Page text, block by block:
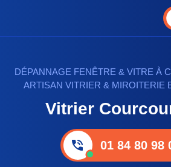
DÉPANNAGE FENÊTRE & VITRE À
ARTISAN VITRIER & MIROITERIE
Vitrier
01 84 80 98